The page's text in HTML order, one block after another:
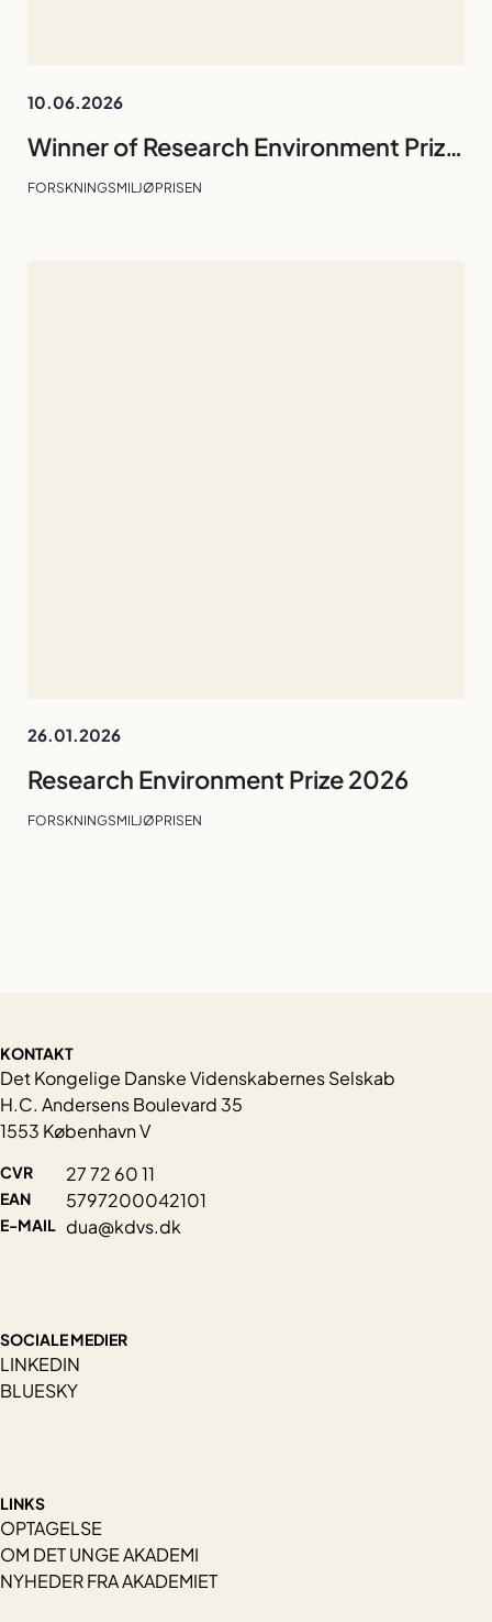
10.06.2026
Winner of Research Environment Prize 2026: Division of Technology and Business Studies
FORSKNINGSMILJØPRISEN
26.01.2026
Research Environment Prize 2026
FORSKNINGSMILJØPRISEN
KONTAKT
Det Kongelige Danske Videnskabernes Selskab
H.C. Andersens Boulevard 35
1553 København V
CVR 27 72 60 11
EAN 5797200042101
E-MAIL dua@kdvs.dk
SOCIALE MEDIER
LINKEDIN
BLUESKY
LINKS
OPTAGELSE
OM DET UNGE AKADEMI
NYHEDER FRA AKADEMIET